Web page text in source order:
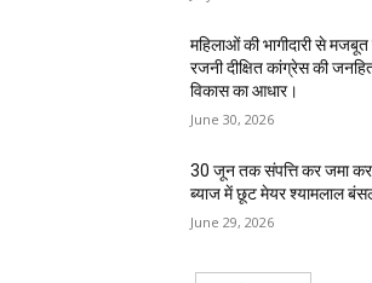
महिलाओं की भागीदारी से मजबूत
रजनी दीक्षित कांग्रेस की
विकास का आधार।
June 30, 2026
30 जून तक संपत्ति कर जमा
ब्याज में छूट मेयर श्यामलाल
June 29, 2026